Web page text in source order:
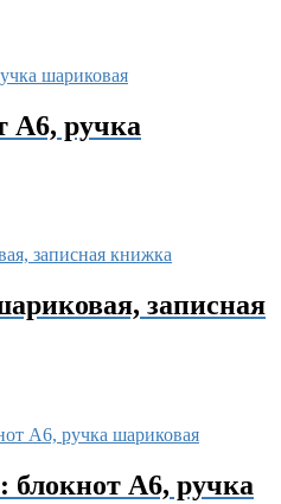
A6, ручка
записная
блокнот А6, ручка